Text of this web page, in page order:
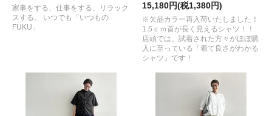
家事をする、仕事をする、リラック
スする。 いつでも「いつもの
FUKU」
15,180円(税1,380円)
※欠品カラー再入荷いたしました！
1.5ｃｍ首が長く見えるシャツ！！
店頭では、試着された方々がほぼ購
入に至っている「着て良さがわかる
シャツ」です！